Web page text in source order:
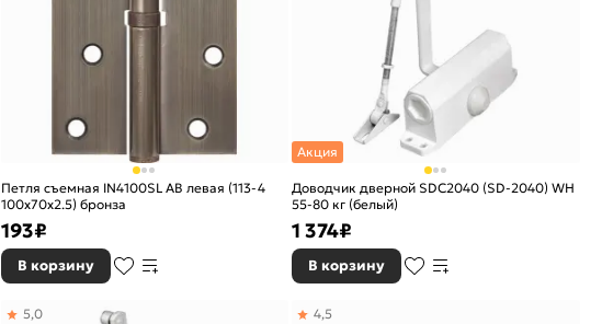
Петля съемная IN4100SL AB левая (113-4
100х70х2.5) бронза
193₽
В корзину
Акция
Доводчик дверной SDC2040 (SD-2040) WH
55-80 кг (белый)
1 374₽
В корзину
5,0 4,5